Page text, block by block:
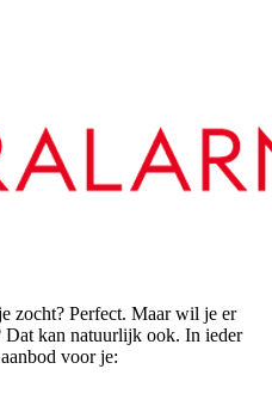
zocht? Perfect. Maar wil je er
Dat kan natuurlijk ook. In ieder
voor je: